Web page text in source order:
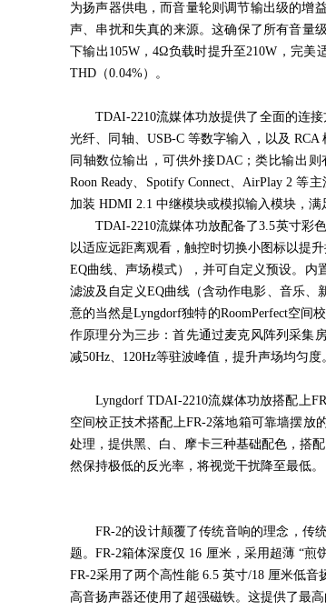
为扬声器供电，而音量轮则调节输出级的增
声、串扰和失真的来源。这确保了所有音量
下输出 105W，4Ω负载时提升至210W ，完美
THD （0.04%）。
TDAI-2210流媒体功放提供了全面的连
光纤、同轴、 USB-C 等数字输入，以及 RCA
同轴数位输出，可供外接DAC；类比输出则
Roon Ready、 Spotify Connect、AirPlay 2等主
加装 HDMI 2.1 中继模块或模拟输入模块，满
TDAI-2210流媒体功放配备了3.5英寸彩
以适应远距离观看，触控时切换小图标以提
EQ曲线、声场模式），并可自定义预设。内
滤波及自定义EQ曲线（含动作电影、音乐、
意的当然是Lyngdorf独特的RoomPerfect空间
作原理分为三步：首先通过麦克风阵列采集
减50Hz、 120Hz等驻波峰值，提升声场均匀度
Lyngdorf TDAI-2210流媒体功放搭配上
空间校正技术搭配上FR-2落地箱可靠墙摆放
处理，提供黑、白、摩卡三种基础配色，搭配
然保持极低的反光率，将视觉干扰降至最低。
FR-2的设计颠覆了传统音响的理念，传
题。FR-2箱体深度仅 16 厘米，采用超薄“煎
FR-2采用了两个高性能6.5 英寸/18 厘米低音
高音扬声器还使用了超强磁铁。这提供了最